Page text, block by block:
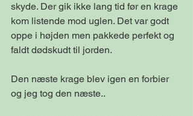
skyde. Der gik ikke lang tid før en krage
kom listende mod uglen. Det var godt
oppe i højden men pakkede perfekt og
faldt dødskudt til jorden.
Den næste krage blev igen en forbier
og jeg tog den næste..